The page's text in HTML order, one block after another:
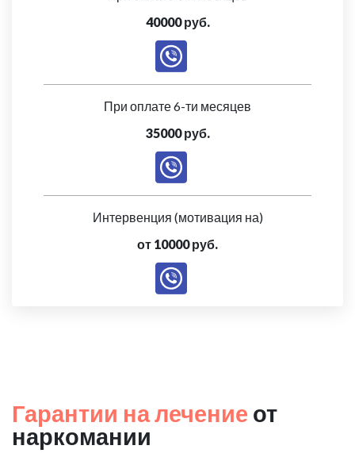
40000 руб.
При оплате 6-ти месяцев
35000 руб.
Интервенция (мотивация на)
от 10000 руб.
Гарантии на лечение от
наркомании